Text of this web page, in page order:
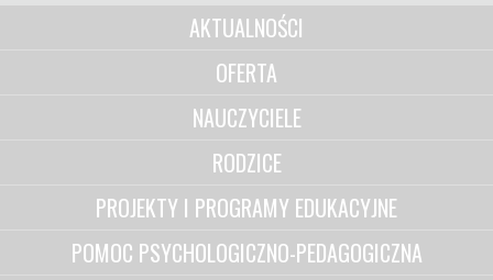
AKTUALNOŚCI
OFERTA
NAUCZYCIELE
RODZICE
PROJEKTY I PROGRAMY EDUKACYJNE
POMOC PSYCHOLOGICZNO-PEDAGOGICZNA